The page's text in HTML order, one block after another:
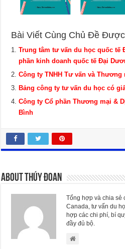
Bài Viết Cùng Chủ Đề
Trung tâm tư vấn du học quốc tế
phần kinh doanh quốc tế Đại
Công ty TNHH Tư vấn và Thương
Bảng công ty tư vấn du học có
Công ty Cổ phần Thương mại &
Bình
About Thúy Đoan
Tổng hợp và chia sẻ
Canada, tư vấn du
hợp các chi phí, bí
đầy đủ bộ.